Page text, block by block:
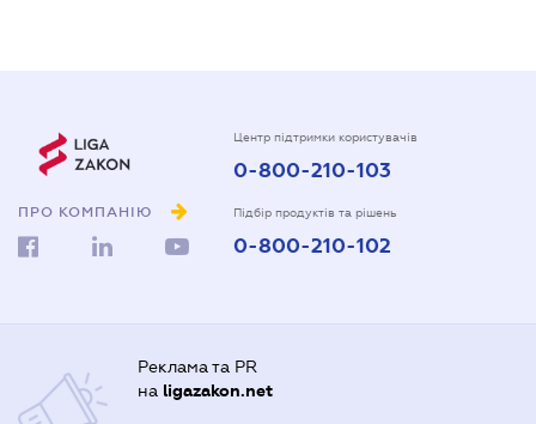
ПРО КОМПАНІЮ
Центр підтримки користувачів
0-800-210-103
Підбір продуктів та рішень
0-800-210-102
Реклама та PR
на ligazakon.net